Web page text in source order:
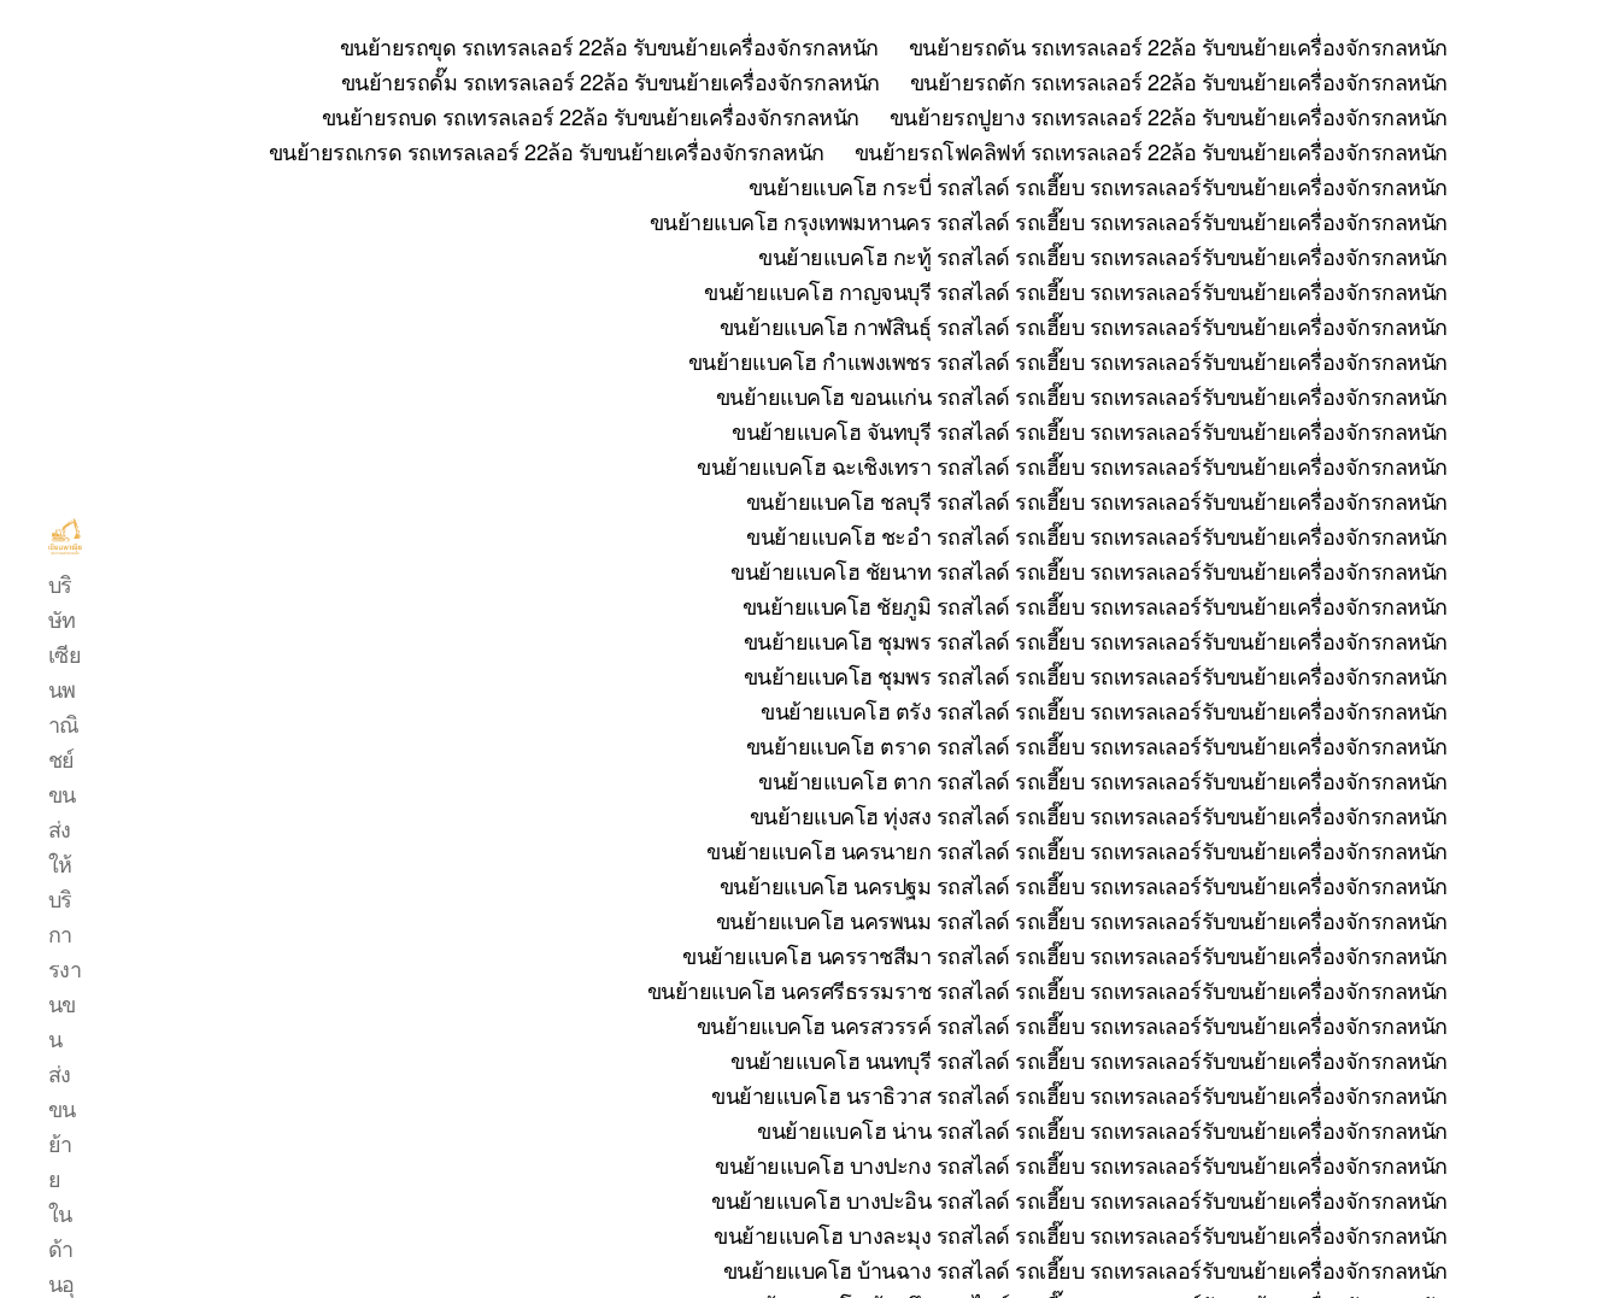
บริการ
ขน
ย้าย
รถ
แบค
โฮ.com
บริ
ษัท
เซีย
นพ
าณิ
ชย์
ขน
ส่ง
ให้
บริ
กา
รงา
นข
น
ส่ง
ขน
ย้า
ย
ใน
ด้า
นอุ
ขนย้ายรถขุด รถเทรลเลอร์ 22ล้อ รับขนย้ายเครื่องจักรกลหนัก
ขนย้ายรถดัน รถเทรลเลอร์ 22ล้อ รับขนย้ายเครื่องจักรกลหนัก
ขนย้ายรถดั๊ม รถเทรลเลอร์ 22ล้อ รับขนย้ายเครื่องจักรกลหนัก
ขนย้ายรถตัก รถเทรลเลอร์ 22ล้อ รับขนย้ายเครื่องจักรกลหนัก
ขนย้ายรถบด รถเทรลเลอร์ 22ล้อ รับขนย้ายเครื่องจักรกลหนัก
ขนย้ายรถปูยาง รถเทรลเลอร์ 22ล้อ รับขนย้ายเครื่องจักรกลหนัก
ขนย้ายรถเกรด รถเทรลเลอร์ 22ล้อ รับขนย้ายเครื่องจักรกลหนัก
ขนย้ายรถโฟคลิฟท์ รถเทรลเลอร์ 22ล้อ รับขนย้ายเครื่องจักรกลหนัก
ขนย้ายแบคโฮ กระบี่ รถสไลด์ รถเฮี๊ยบ รถเทรลเลอร์รับขนย้ายเครื่องจักรกลหนัก
ขนย้ายแบคโฮ กรุงเทพมหานคร รถสไลด์ รถเฮี๊ยบ รถเทรลเลอร์รับขนย้ายเครื่องจักรกลหนัก
ขนย้ายแบคโฮ กะทู้ รถสไลด์ รถเฮี๊ยบ รถเทรลเลอร์รับขนย้ายเครื่องจักรกลหนัก
ขนย้ายแบคโฮ กาญจนบุรี รถสไลด์ รถเฮี๊ยบ รถเทรลเลอร์รับขนย้ายเครื่องจักรกลหนัก
ขนย้ายแบคโฮ กาฬสินธุ์ รถสไลด์ รถเฮี๊ยบ รถเทรลเลอร์รับขนย้ายเครื่องจักรกลหนัก
ขนย้ายแบคโฮ กำแพงเพชร รถสไลด์ รถเฮี๊ยบ รถเทรลเลอร์รับขนย้ายเครื่องจักรกลหนัก
ขนย้ายแบคโฮ ขอนแก่น รถสไลด์ รถเฮี๊ยบ รถเทรลเลอร์รับขนย้ายเครื่องจักรกลหนัก
ขนย้ายแบคโฮ จันทบุรี รถสไลด์ รถเฮี๊ยบ รถเทรลเลอร์รับขนย้ายเครื่องจักรกลหนัก
ขนย้ายแบคโฮ ฉะเชิงเทรา รถสไลด์ รถเฮี๊ยบ รถเทรลเลอร์รับขนย้ายเครื่องจักรกลหนัก
ขนย้ายแบคโฮ ชลบุรี รถสไลด์ รถเฮี๊ยบ รถเทรลเลอร์รับขนย้ายเครื่องจักรกลหนัก
ขนย้ายแบคโฮ ชะอำ รถสไลด์ รถเฮี๊ยบ รถเทรลเลอร์รับขนย้ายเครื่องจักรกลหนัก
ขนย้ายแบคโฮ ชัยนาท รถสไลด์ รถเฮี๊ยบ รถเทรลเลอร์รับขนย้ายเครื่องจักรกลหนัก
ขนย้ายแบคโฮ ชัยภูมิ รถสไลด์ รถเฮี๊ยบ รถเทรลเลอร์รับขนย้ายเครื่องจักรกลหนัก
ขนย้ายแบคโฮ ชุมพร รถสไลด์ รถเฮี๊ยบ รถเทรลเลอร์รับขนย้ายเครื่องจักรกลหนัก
ขนย้ายแบคโฮ ชุมพร รถสไลด์ รถเฮี๊ยบ รถเทรลเลอร์รับขนย้ายเครื่องจักรกลหนัก
ขนย้ายแบคโฮ ตรัง รถสไลด์ รถเฮี๊ยบ รถเทรลเลอร์รับขนย้ายเครื่องจักรกลหนัก
ขนย้ายแบคโฮ ตราด รถสไลด์ รถเฮี๊ยบ รถเทรลเลอร์รับขนย้ายเครื่องจักรกลหนัก
ขนย้ายแบคโฮ ตาก รถสไลด์ รถเฮี๊ยบ รถเทรลเลอร์รับขนย้ายเครื่องจักรกลหนัก
ขนย้ายแบคโฮ ทุ่งสง รถสไลด์ รถเฮี๊ยบ รถเทรลเลอร์รับขนย้ายเครื่องจักรกลหนัก
ขนย้ายแบคโฮ นครนายก รถสไลด์ รถเฮี๊ยบ รถเทรลเลอร์รับขนย้ายเครื่องจักรกลหนัก
ขนย้ายแบคโฮ นครปฐม รถสไลด์ รถเฮี๊ยบ รถเทรลเลอร์รับขนย้ายเครื่องจักรกลหนัก
ขนย้ายแบคโฮ นครพนม รถสไลด์ รถเฮี๊ยบ รถเทรลเลอร์รับขนย้ายเครื่องจักรกลหนัก
ขนย้ายแบคโฮ นครราชสีมา รถสไลด์ รถเฮี๊ยบ รถเทรลเลอร์รับขนย้ายเครื่องจักรกลหนัก
ขนย้ายแบคโฮ นครศรีธรรมราช รถสไลด์ รถเฮี๊ยบ รถเทรลเลอร์รับขนย้ายเครื่องจักรกลหนัก
ขนย้ายแบคโฮ นครสวรรค์ รถสไลด์ รถเฮี๊ยบ รถเทรลเลอร์รับขนย้ายเครื่องจักรกลหนัก
ขนย้ายแบคโฮ นนทบุรี รถสไลด์ รถเฮี๊ยบ รถเทรลเลอร์รับขนย้ายเครื่องจักรกลหนัก
ขนย้ายแบคโฮ นราธิวาส รถสไลด์ รถเฮี๊ยบ รถเทรลเลอร์รับขนย้ายเครื่องจักรกลหนัก
ขนย้ายแบคโฮ น่าน รถสไลด์ รถเฮี๊ยบ รถเทรลเลอร์รับขนย้ายเครื่องจักรกลหนัก
ขนย้ายแบคโฮ บางปะกง รถสไลด์ รถเฮี๊ยบ รถเทรลเลอร์รับขนย้ายเครื่องจักรกลหนัก
ขนย้ายแบคโฮ บางปะอิน รถสไลด์ รถเฮี๊ยบ รถเทรลเลอร์รับขนย้ายเครื่องจักรกลหนัก
ขนย้ายแบคโฮ บางละมุง รถสไลด์ รถเฮี๊ยบ รถเทรลเลอร์รับขนย้ายเครื่องจักรกลหนัก
ขนย้ายแบคโฮ บ้านฉาง รถสไลด์ รถเฮี๊ยบ รถเทรลเลอร์รับขนย้ายเครื่องจักรกลหนัก